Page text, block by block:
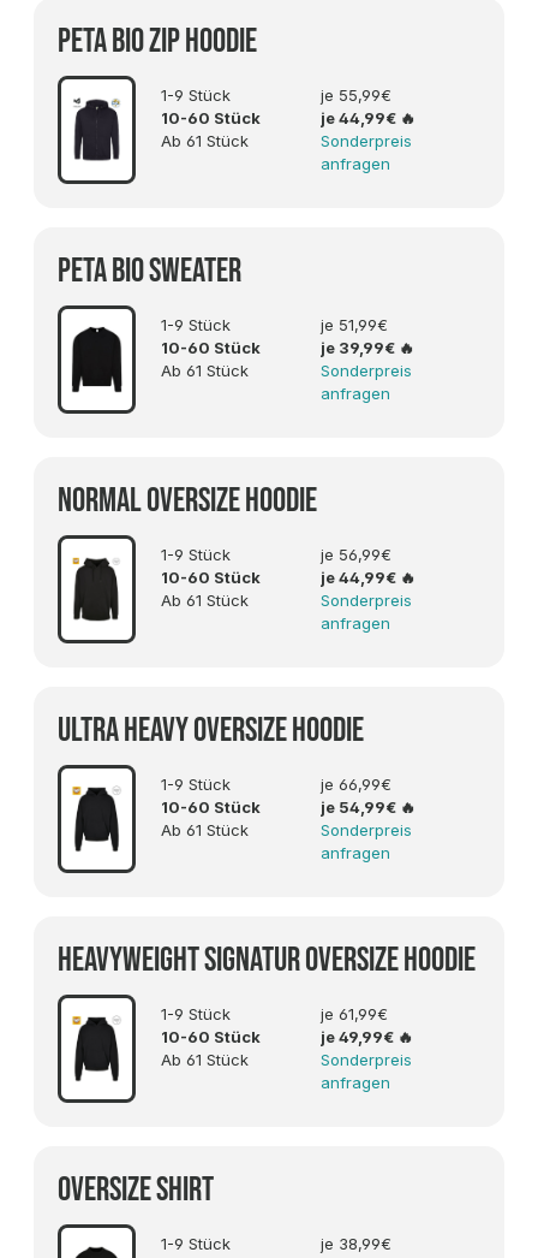
PETA BIO ZIP Hoodie
1-9 Stück
10-60 Stück
Ab 61 Stück
je 55,99€
je 44,99€ 🔥
Sonderpreis
anfragen
PETA BIO Sweater
1-9 Stück
10-60 Stück
Ab 61 Stück
je 51,99€
je 39,99€ 🔥
Sonderpreis
anfragen
Normal OVERSIZE Hoodie
1-9 Stück
10-60 Stück
Ab 61 Stück
je 56,99€
je 44,99€ 🔥
Sonderpreis
anfragen
Ultra Heavy OVERSIZE Hoodie
1-9 Stück
10-60 Stück
Ab 61 Stück
je 66,99€
je 54,99€ 🔥
Sonderpreis
anfragen
Heavyweight Signatur Oversize Hoodie
1-9 Stück
10-60 Stück
Ab 61 Stück
je 61,99€
je 49,99€ 🔥
Sonderpreis
anfragen
OVERSIZE Shirt
1-9 Stück
je 38,99€